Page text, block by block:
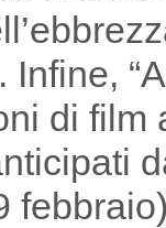
di film